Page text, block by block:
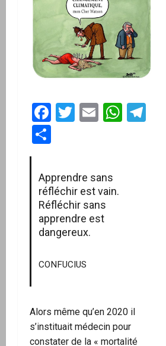
Facebook
Twitter
Email
Apprendre sans
réfléchir est vain.
Réfléchir sans
apprendre est
dangereux.
CONFUCIUS
Alors même qu’en 2020 il
s’instituait médecin pour
constater de la « mortalité